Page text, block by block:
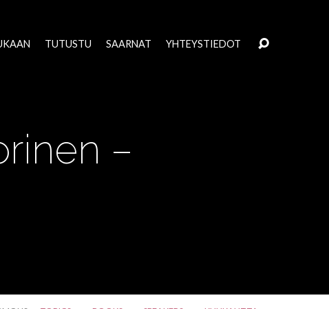
TUTUSTU SAARNAT YHTEYSTIEDOT
–